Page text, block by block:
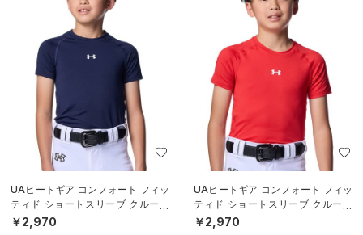
UAヒートギア コンフォート フィッ
ティド ショートスリーブ クルーネ
ック シャツ（ベースボール/BOY
￥2,970
UAヒートギア コンフォート フィッ
ティド ショートスリーブ クルーネ
ック シャツ（ベースボール/BOY
￥2,970